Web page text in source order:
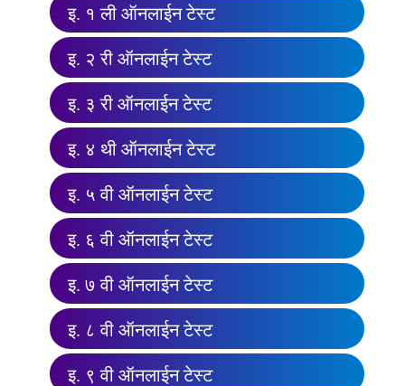
इ. १ ली ऑनलाईन टेस्ट
इ. २ री ऑनलाईन टेस्ट
इ. ३ री ऑनलाईन टेस्ट
इ. ४ थी ऑनलाईन टेस्ट
इ. ५ वी ऑनलाईन टेस्ट
इ. ६ वी ऑनलाईन टेस्ट
इ. ७ वी ऑनलाईन टेस्ट
इ. ८ वी ऑनलाईन टेस्ट
इ. ९ वी ऑनलाईन टेस्ट